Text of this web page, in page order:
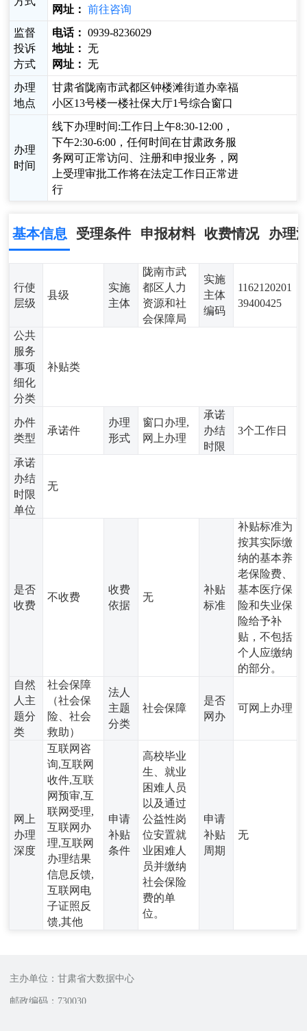
网址： 前往咨询
监督
投诉
方式
电话： 0939-8236029
地址： 无
网址： 无
办理
地点
甘肃省陇南市武都区钟楼滩街道办幸福
小区13号楼一楼社保大厅1号综合窗口
办理
时间
线下办理时间:工作日上午8:30-12:00，
下午2:30-6:00，任何时间在甘肃政务服
务网可正常访问、注册和申报业务，网
上受理审批工作将在法定工作日正常进
行
基本信息 受理条件 申报材料 收费情况 办理
行使
层级
县级
实施
主体
陇南市武
都区人力
资源和社
会保障局
实施
主体
编码
1162120201
39400425
公共
服务
事项
细化
分类
补贴类
办件
类型
承诺件
办理
形式
窗口办理,
网上办理
承诺
办结
时限
3个工作日
承诺
办结
时限
单位
无
是否
收费
不收费
收费
依据
无
补贴
标准
补贴标准为
按其实际缴
纳的基本养
老保险费、
基本医疗保
险和失业保
险给予补
贴，不包括
个人应缴纳
的部分。
自然
人主
题分
类
社会保障
（社会保
险、社会
救助）
法人
主题
分类
社会保障
是否
网办
可网上办理
网上
办理
深度
互联网咨
询,互联网
收件,互联
网预审,互
联网受理,
互联网办
理,互联网
办理结果
信息反馈,
互联网电
子证照反
馈,其他
申请
补贴
条件
高校毕业
生、就业
困难人员
以及通过
公益性岗
位安置就
业困难人
员并缴纳
社会保险
费的单
位。
申请
补贴
周期
无
主办单位：甘肃省大数据中心
邮政编码：730030